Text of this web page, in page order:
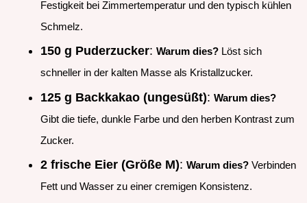
Festigkeit bei Zimmertemperatur und den typisch kühlen
Schmelz.
150 g Puderzucker: Warum dies? Löst sich
schneller in der kalten Masse als Kristallzucker.
125 g Backkakao (ungesüßt): Warum dies?
Gibt die tiefe, dunkle Farbe und den herben Kontrast zum
Zucker.
2 frische Eier (Größe M): Warum dies? Verbinden
Fett und Wasser zu einer cremigen Konsistenz.